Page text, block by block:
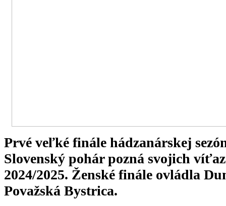
Prvé veľké finále hádzanárskej
Slovenský pohár pozná svojich
2024/2025. Ženské finále ovládla
Považská Bystrica.